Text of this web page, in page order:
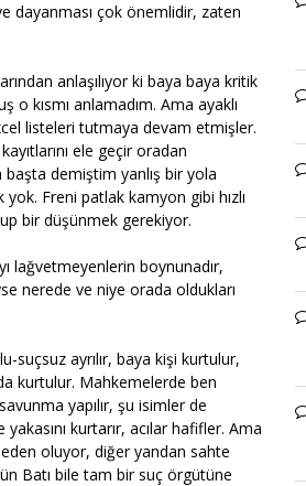
dayanması çok önemlidir, zaten
anlaşılıyor ki baya baya kritik
kısmı anlamadım. Ama ayaklı
listeleri tutmaya devam etmişler.
ele geçir oradan
başta demiştim yanlış bir yola
Freni patlak kamyon gibi hızlı
bir düşünmek gerekiyor.
lağvetmeyenlerin boynunadır,
nerede ve niye orada oldukları
suçsuz ayrılır, baya kişi kurtulur,
kurtulur. Mahkemelerde ben
yapılır, şu isimler de
kurtarır, acılar hafifler. Ama
oluyor, diğer yandan sahte
Batı bile tam bir suç örgütüne